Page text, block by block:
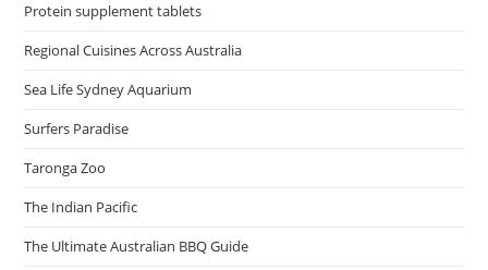
Protein supplement tablets
Regional Cuisines Across Australia
Sea Life Sydney Aquarium
Surfers Paradise
Taronga Zoo
The Indian Pacific
The Ultimate Australian BBQ Guide